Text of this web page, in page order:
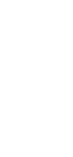
niedrige Preise
an
und
leisten, die